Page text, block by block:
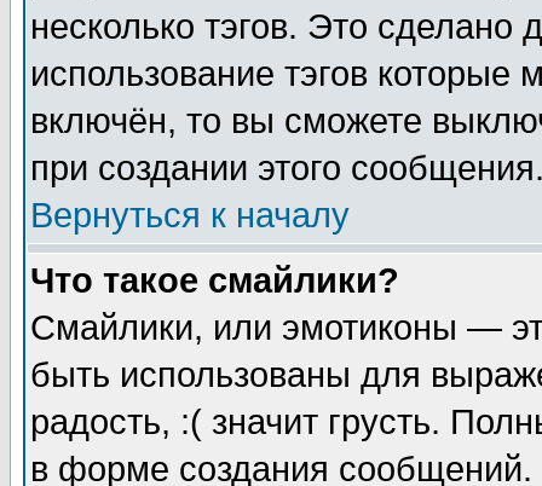
несколько тэгов. Это сделано
использование тэгов
включён, то вы сможете
при создании этого
Вернуться к началу
Что такое смайлики?
Смайлики, или эмотиконы —
быть использованы для
радость, :( значит грусть.
в форме создания сообщений.